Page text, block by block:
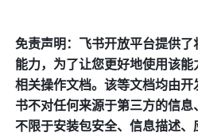
免责声明：飞书开放平台提供
能力，为了让您更好地使用该
相关操作文档。该等文档均由
书不对任何来源于第三方的信
不限于安装包安全、信息描述